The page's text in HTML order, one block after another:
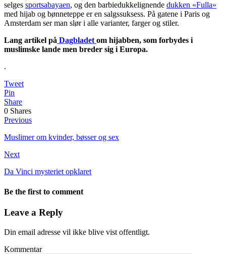
selges sportsabayaen, og den barbiedukkelignende dukken «Fulla»
med hijab og bønneteppe er en salgssuksess. På gatene i Paris og
Amsterdam ser man slør i alle varianter, farger og stiler.
Lang artikel på Dagbladetom hijabben, som forbydes i
muslimske lande men breder sig i Europa.
.
Tweet
Pin
Share
0 Shares
Previous
Muslimer om kvinder, bøsser og sex
Next
Da Vinci mysteriet opklaret
Be the first to comment
Leave a Reply
Din email adresse vil ikke blive vist offentligt.
Kommentar